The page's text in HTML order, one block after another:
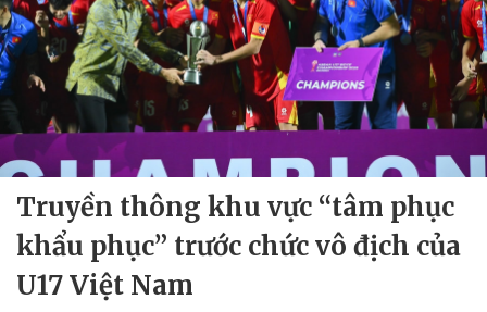
Truyền thông khu vực “tâm phục
khẩu phục” trước chức vô địch của
U17 Việt Nam